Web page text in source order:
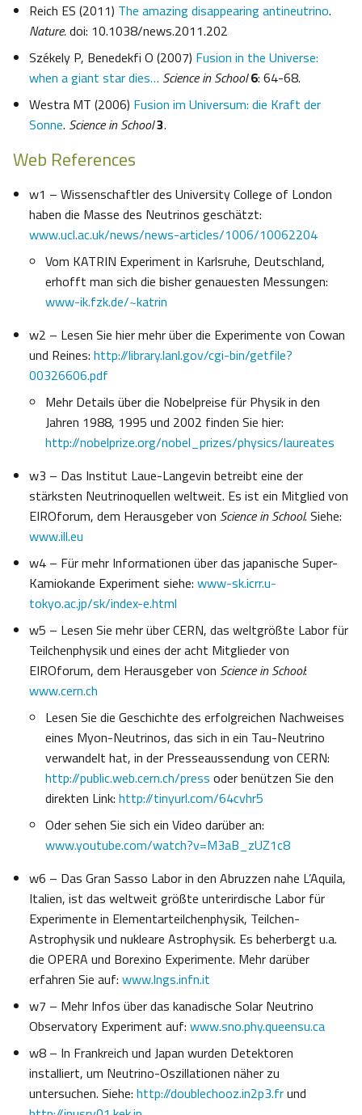
Reich ES (2011) The amazing disappearing antineutrino.
Nature.doi: 10.1038/news.2011.202
Székely P, Benedekfi O (2007) Fusion in the Universe:
when a giant star dies… Science in School 6: 64-68.
Westra MT (2006) Fusion im Universum: die Kraft der
Sonne. Science in School3.
Web References
w1 – Wissenschaftler des University College of London
haben die Masse des Neutrinos geschätzt:
www.ucl.ac.uk/news/news-articles/1006/10062204
Vom KATRIN Experiment in Karlsruhe, Deutschland,
erhofft man sich die bisher genauesten Messungen:
www-ik.fzk.de/~katrin
w2 – Lesen Sie hier mehr über die Experimente von Cowan
und Reines: http://library.lanl.gov/cgi-bin/getfile?
00326606.pdf
Mehr Details über die Nobelpreise für Physik in den
Jahren 1988, 1995 und 2002 finden Sie hier:
http://nobelprize.org/nobel_prizes/physics/laureates
w3 – Das Institut Laue-Langevin betreibt eine der
stärksten Neutrinoquellen weltweit. Es ist ein Mitglied von
EIROforum, dem Herausgeber von Science in School. Siehe:
www.ill.eu
w4 – Für mehr Informationen über das japanische Super-
Kamiokande Experiment siehe: www-sk.icrr.u-
tokyo.ac.jp/sk/index-e.html
w5 – Lesen Sie mehr über CERN, das weltgrößte Labor für
Teilchenphysik und eines der acht Mitglieder von
EIROforum, dem Herausgeber von Science in School:
www.cern.ch
Lesen Sie die Geschichte des erfolgreichen Nachweises
eines Myon-Neutrinos, das sich in ein Tau-Neutrino
verwandelt hat, in der Presseaussendung von CERN:
http://public.web.cern.ch/press oder benützen Sie den
direkten Link: http://tinyurl.com/64cvhr5
Oder sehen Sie sich ein Video darüber an:
www.youtube.com/watch?v=M3aB_zUZ1c8
w6 – Das Gran Sasso Labor in den Abruzzen nahe L’Aquila,
Italien, ist das weltweit größte unterirdische Labor für
Experimente in Elementarteilchenphysik, Teilchen-
Astrophysik und nukleare Astrophysik. Es beherbergt u.a.
die OPERA und Borexino Experimente. Mehr darüber
erfahren Sie auf: www.lngs.infn.it
w7 – Mehr Infos über das kanadische Solar Neutrino
Observatory Experiment auf: www.sno.phy.queensu.ca
w8 – In Frankreich und Japan wurden Detektoren
installiert, um Neutrino-Oszillationen näher zu
untersuchen. Siehe: http://doublechooz.in2p3.frund